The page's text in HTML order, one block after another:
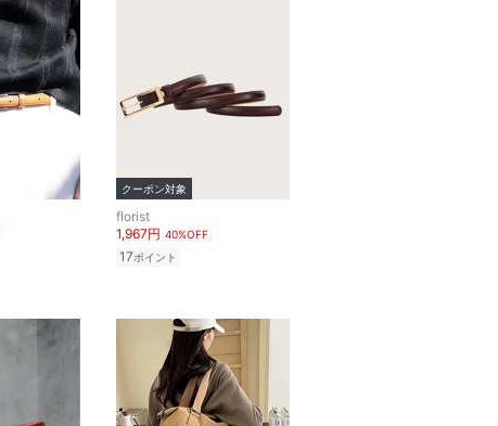
クーポン対象
florist
1,967円 40%OFF
17ポイント